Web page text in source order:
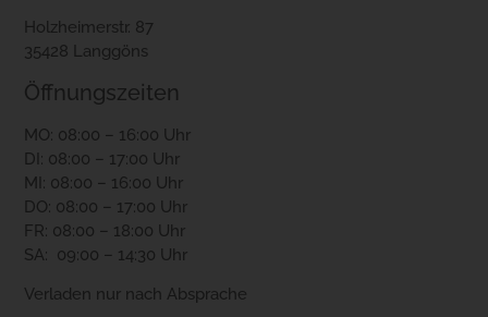
Holzheimerstr. 87
35428 Langgöns
Öffnungszeiten
MO: 08:00 – 16:00 Uhr
DI: 08:00 – 17:00 Uhr
MI: 08:00 – 16:00 Uhr
DO: 08:00 – 17:00 Uhr
FR: 08:00 – 18:00 Uhr
SA: 09:00 – 14:30 Uhr
Verladen nur nach Absprache